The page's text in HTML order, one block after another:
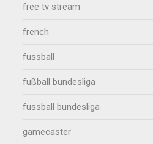
free tv stream
french
fussball
fußball bundesliga
fussball bundesliga
gamecaster